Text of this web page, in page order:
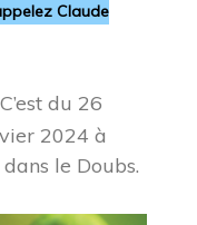
Claude
du 26
2024 à
le Doubs.